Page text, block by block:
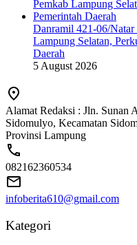
Danramil 421-06/Natar
Lampung Selatan,
Daerah
5 August 2026
Alamat Redaksi : Jln. Sunan
Sidomulyo, Kecamatan
Provinsi Lampung
082162360534
infoberita610@gmail.com
Kategori